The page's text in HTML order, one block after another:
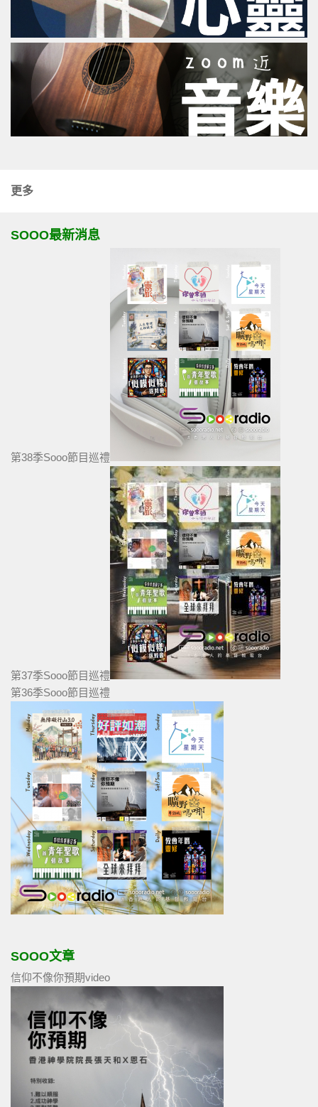
更多
SOOO最新消息
第38季Sooo節目巡禮
第37季Sooo節目巡禮
第36季Sooo節目巡禮
SOOO文章
信仰不像你預期video